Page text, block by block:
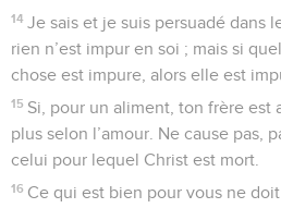
14 Je sais et je suis persuadé dans
rien n’est impur en soi ; mais si
chose est impure, alors elle est
15 Si, pour un aliment, ton frère est
plus selon l’amour. Ne cause pas,
celui pour lequel Christ est mort.
16 Ce qui est bien pour vous ne